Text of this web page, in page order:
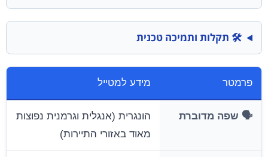
🛠️ תקלות ותמיכה טכנית
פרמטר מידע למטייל
🗣️ שפה מדוברת
הונגרית (אנגלית וגרמנית נפוצות
מאוד באזורי התיירות)